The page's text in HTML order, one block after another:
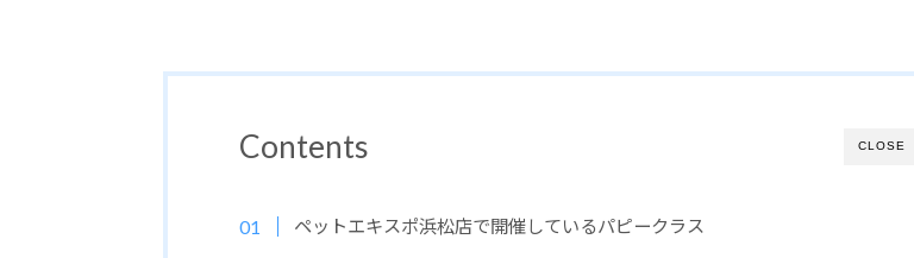
CLOSE
Contents
ペットエキスポ浜松店で開催しているパピークラス